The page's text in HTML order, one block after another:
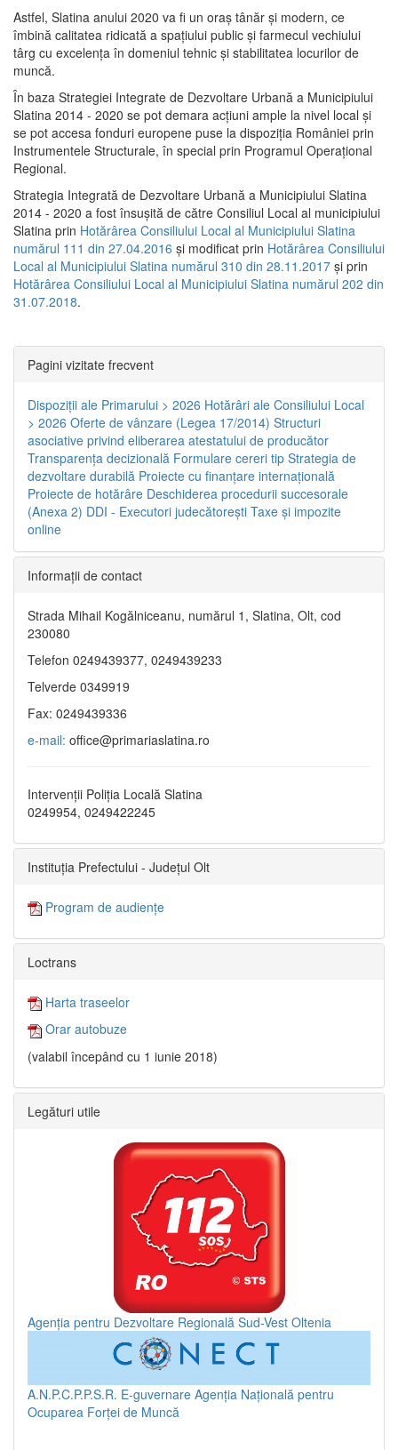
Astfel, Slatina anului 2020 va fi un oraş tânăr şi modern, ce
îmbină calitatea ridicată a spaţiului public şi farmecul vechiului
târg cu excelenţa în domeniul tehnic şi stabilitatea locurilor de
muncă.
În baza Strategiei Integrate de Dezvoltare Urbană a Municipiului
Slatina 2014 - 2020 se pot demara acţiuni ample la nivel local şi
se pot accesa fonduri europene puse la dispoziţia României prin
Instrumentele Structurale, în special prin Programul Operațional
Regional.
Strategia Integrată de Dezvoltare Urbană a Municipiului Slatina
2014 - 2020 a fost însuşită de către Consiliul Local al municipiului
Slatina prin Hotărârea Consiliului Local al Municipiului Slatina
numărul 111 din 27.04.2016 și modificat prin Hotărârea Consiliului
Local al Municipiului Slatina numărul 310 din 28.11.2017 și prin
Hotărârea Consiliului Local al Municipiului Slatina numărul 202 din
31.07.2018.
Pagini vizitate frecvent
Dispoziţii ale Primarului > 2026 Hotărâri ale Consiliului Local
> 2026 Oferte de vânzare (Legea 17/2014) Structuri
asociative privind eliberarea atestatului de producător
Transparenţa decizională Formulare cereri tip Strategia de
dezvoltare durabilă Proiecte cu finanţare internaţională
Proiecte de hotărâre Deschiderea procedurii succesorale
(Anexa 2) DDI - Executori judecătorești Taxe şi impozite
online
Informaţii de contact
Strada Mihail Kogălniceanu, numărul 1, Slatina, Olt, cod
230080
Telefon 0249439377, 0249439233
Telverde 0349919
Fax: 0249439336
e-mail: office@primariaslatina.ro
Intervenții Poliția Locală Slatina
0249954, 0249422245
Instituția Prefectului - Județul Olt
Program de audiențe
Loctrans
Harta traseelor
Orar autobuze
(valabil începând cu 1 iunie 2018)
Legături utile
Agenția pentru Dezvoltare Regională Sud-Vest Oltenia
A.N.P.C.P.P.S.R. E-guvernare Agenția Națională pentru
Ocuparea Forței de Muncă